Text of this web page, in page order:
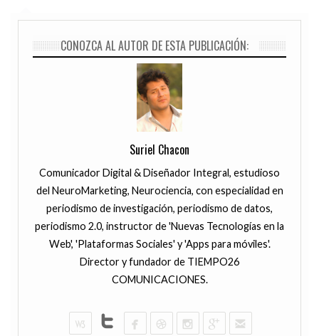
CONOZCA AL AUTOR DE ESTA PUBLICACIÓN:
Suriel Chacon
Comunicador Digital & Diseñador Integral, estudioso
del NeuroMarketing, Neurociencia, con especialidad en
periodismo de investigación, periodismo de datos,
periodismo 2.0, instructor de 'Nuevas Tecnologías en la
Web', 'Plataformas Sociales' y 'Apps para móviles'.
Director y fundador de TIEMPO26
COMUNICACIONES.